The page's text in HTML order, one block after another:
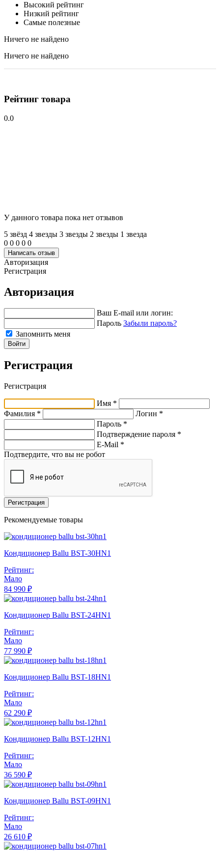
Высокий рейтинг
Низкий рейтинг
Самые полезные
Ничего не найдено
Ничего не найдено
Рейтинг товара
0.0
У данного товара пока нет отзывов
5 звёзд 4 звeзды 3 звeзды 2 звeзды 1 звeзда
0 0 0 0 0
Написать отзыв
Авторизация
Регистрация
Авторизация
Ваш E-mail или логин:
Пароль Забыли пароль?
Запомнить меня
Войти
Регистрация
Регистрация
Имя *
Фамилия *
Логин *
Пароль *
Подтверждение пароля *
E-Mail *
Подтвердите, что вы не робот
Регистрация
Рекомендуемые товары
Кондиционер Ballu BST-30HN1
Рейтинг:
Мало
84 990 ₽
Кондиционер Ballu BST-24HN1
Рейтинг:
Мало
77 990 ₽
Кондиционер Ballu BST-18HN1
Рейтинг:
Мало
62 290 ₽
Кондиционер Ballu BST-12HN1
Рейтинг:
Мало
36 590 ₽
Кондиционер Ballu BST-09HN1
Рейтинг:
Мало
26 610 ₽